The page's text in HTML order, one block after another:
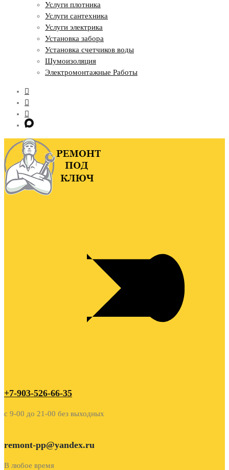
Услуги плотника
Услуги сантехника
Услуги электрика
Установка забора
Установка счетчиков воды
Шумоизоляция
Электромонтажные Работы
+7-903-526-66-35
c 9-00 до 21-00 без выходных
remont-pp@yandex.ru
В любое время